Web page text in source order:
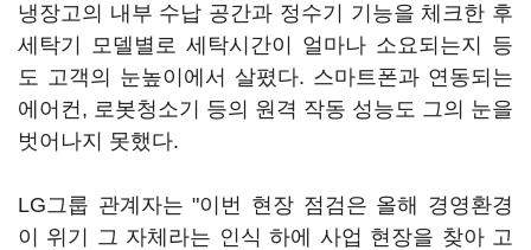
냉장고의 내부 수납 공간과 정수기 기능을 체크한 후
세탁기 모델별로 세탁시간이 얼마나 소요되는지 등
도 고객의 눈높이에서 살폈다. 스마트폰과 연동되는
에어컨, 로봇청소기 등의 원격 작동 성능도 그의 눈을
벗어나지 못했다.
LG그룹 관계자는 "이번 현장 점검은 올해 경영환경
이 위기 그 자체라는 인식 하에 사업 현장을 찾아 고